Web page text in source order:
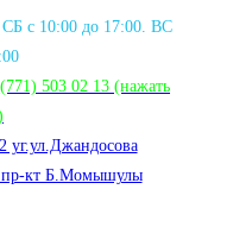
с 10:00 до 17:00. ВС
503 02 13 (нажать
уг.ул.Джандосова
кт Б.Момышулы